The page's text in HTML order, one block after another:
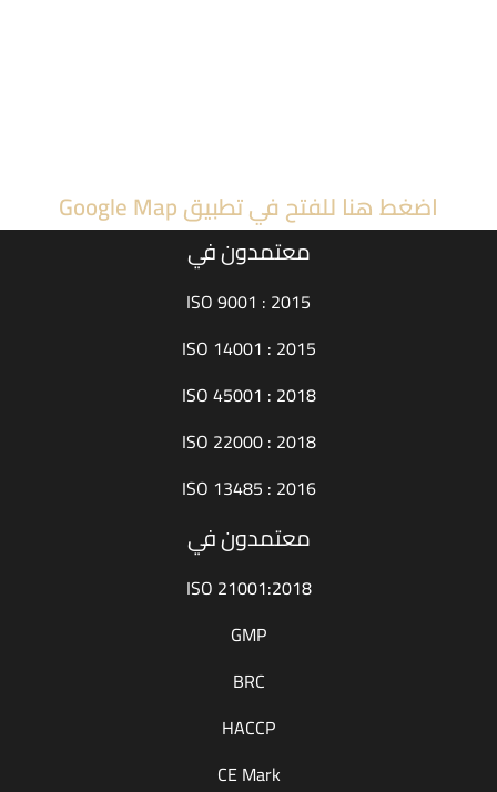
اضغط هنا للفتح في تطبيق Google Map
معتمدون في
ISO 9001 : 2015
ISO 14001 : 2015
ISO 45001 : 2018
ISO 22000 : 2018
ISO 13485 : 2016
معتمدون في
ISO 21001:2018
GMP
BRC
HACCP
CE Mark